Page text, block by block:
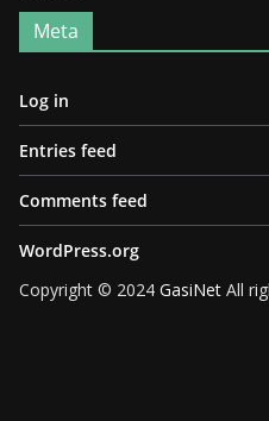
Meta
Log in
Entries feed
Comments feed
WordPress.org
Copyright © 2024 GasiNet All